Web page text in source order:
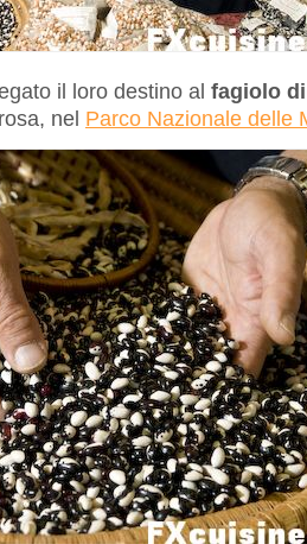
il loro destino al fagiolo
nel Parco Nazionale delle